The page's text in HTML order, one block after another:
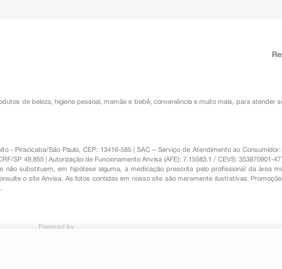
de beleza, higiene pessoal ,mamãe e bebê, conveniênciae muito mais, para atender
- Piracicaba/São Paulo, CEP: 13416-585 | SAC – Serviço de Atendimento ao
SP 49.855 | Autorização de Funcionamento Anvisa (AFE): 7.15583.1 / CEVS: 353870901-
substituem, em hipótese alguma, a medicação prescrita pelo profissional da área
o site Anvisa. As fotos contidas em nosso site são meramente ilustrativas.
Powered by